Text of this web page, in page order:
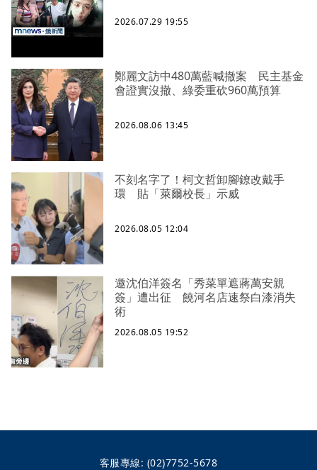
2026.07.29 19:55
鄭麗文訪中480萬藍喊撤案 民主基金
會證實沒撤、綠委重砍960萬預算
2026.08.06 13:45
不刻名字了！柯文哲卸腳鐐改戴手
環 貼「萊爾校長」示威
2026.08.05 12:04
邀沈伯洋簽名「秀菜單遮蔣萬安親
簽」遭出征 饒河名店速祭白漆消失
術
2026.08.05 19:52
客服專線: (02)7752-5678